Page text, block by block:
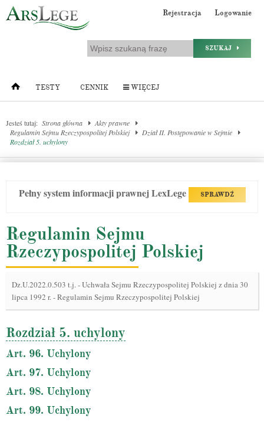
Rejestracja Logowanie
SZUKAJ
TESTY CENNIK WIĘCEJ
Jesteś tutaj: Strona główna
Akty prawne
Regulamin Sejmu Rzeczypospolitej Polskiej
Dział II. Postępowanie w Sejmie
Rozdział 5. uchylony
Pełny system informacji prawnej LexLege SPRAWDŹ
Regulamin Sejmu
Rzeczypospolitej Polskiej
Dz.U.2022.0.503 t.j.-Uchwała Sejmu Rzeczypospolitej Polskiej z dnia 30
lipca 1992 r. - Regulamin Sejmu Rzeczypospolitej Polskiej
Rozdział 5. uchylony
Art. 96. Uchylony
Art. 97. Uchylony
Art. 98. Uchylony
Art. 99. Uchylony